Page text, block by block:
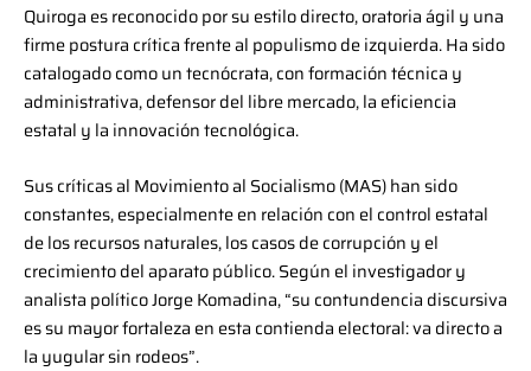
Quiroga es reconocido por su estilo directo, oratoria ágil y una
firme postura crítica frente al populismo de izquierda. Ha sido
catalogado como un tecnócrata, con formación técnica y
administrativa, defensor del libre mercado, la eficiencia
estatal y la innovación tecnológica.
Sus críticas al Movimiento al Socialismo (MAS) han sido
constantes, especialmente en relación con el control estatal
de los recursos naturales, los casos de corrupción y el
crecimiento del aparato público. Según el investigador y
analista político Jorge Komadina, “su contundencia discursiva
es su mayor fortaleza en esta contienda electoral: va directo a
la yugular sin rodeos”.